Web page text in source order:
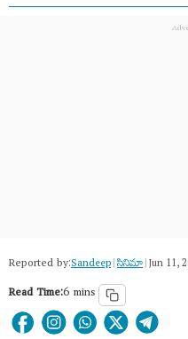
Reported by:Sandeep|సినిమా|Jun 11,
Read Time:6 mins